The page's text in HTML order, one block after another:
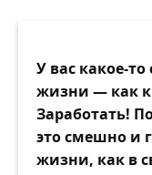
У вас какое-
жизни — как к
Заработать!
это смешно и
жизни, как в